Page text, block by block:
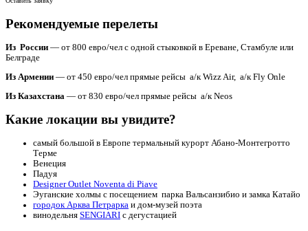
Рекомендуемые перелеты
Из России — от 800 евро/чел с одной стыковкой в Ереване, Стамбуле или
Белграде
Из Армении — от 450 евро/чел прямые рейсы а/к Wizz Air, а/к Fly Onle
Из Казахстана — от 830 евро/чел прямые рейсы а/к Neos
Какие локации вы увидите?
самый большой в Европе термальный курорт Абано-Монтегротто
Терме
Венеция
Падуя
Designer Outlet Noventa di Piave
Эуганские холмы с посещением парка Вальсанзибио и замка Катайо
городок Арква Петрарка и дом-музей поэта
винодельня SENGIARI с дегустацией